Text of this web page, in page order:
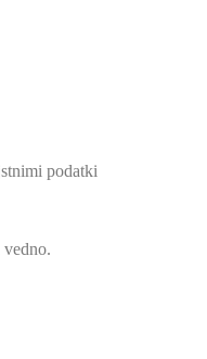
podatki
vedno.